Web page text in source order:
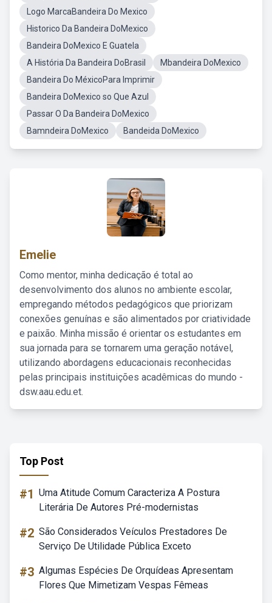
Logo MarcaBandeira Do Mexico
Historico Da Bandeira DoMexico
Bandeira DoMexico E Guatela
A História Da Bandeira DoBrasil
Mbandeira DoMexico
Bandeira Do MéxicoPara Imprimir
Bandeira DoMexico so Que Azul
Passar O Da Bandeira DoMexico
Bamndeira DoMexico
Bandeida DoMexico
Emelie
Como mentor, minha dedicação é total ao
desenvolvimento dos alunos no ambiente escolar,
empregando métodos pedagógicos que priorizam
conexões genuínas e são alimentados por criatividade
e paixão. Minha missão é orientar os estudantes em
sua jornada para se tornarem uma geração notável,
utilizando abordagens educacionais reconhecidas
pelas principais instituições acadêmicas do mundo -
dsw.aau.edu.et.
Top Post
#1 Uma Atitude Comum Caracteriza A Postura
Literária De Autores Pré-modernistas
#2 São Considerados Veículos Prestadores De
Serviço De Utilidade Pública Exceto
#3 Algumas Espécies De Orquídeas Apresentam
Flores Que Mimetizam Vespas Fêmeas